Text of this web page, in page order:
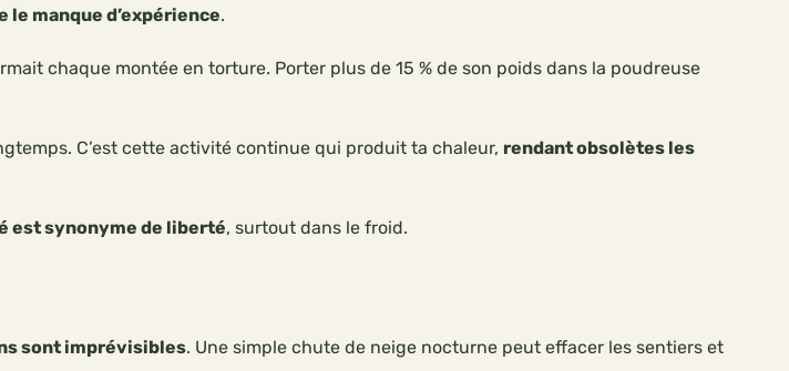
le manque d’expérience.
chaque montée en torture. Porter plus de 15 % de son poids dans la poudreuse
C’est cette activité continue qui produit ta chaleur, rendant obsolètes les
est synonyme de liberté, surtout dans le froid.
sont imprévisibles. Une simple chute de neige nocturne peut effacer les sentiers et